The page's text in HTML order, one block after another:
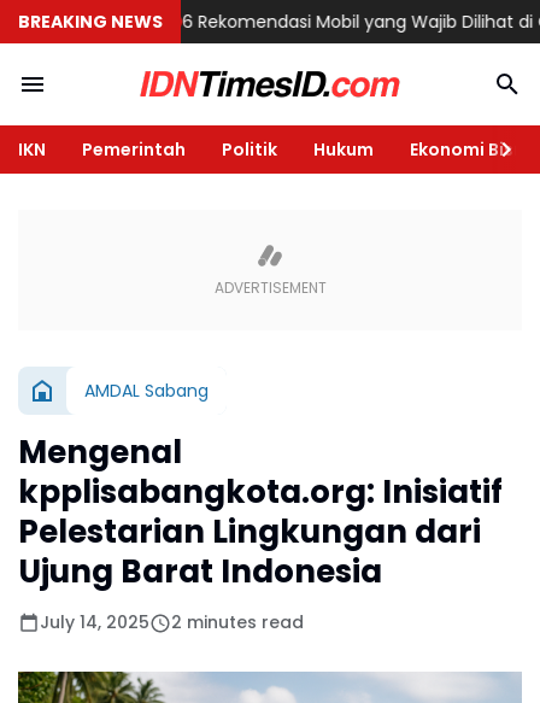
BREAKING NEWS
Semarang 6 Rekomendasi Mobil yang Wajib Dilihat di GIIAS
IKN Pemerintah Politik Hukum Ekonomi Bisnis
AMDAL Sabang
Mengenal
kpplisabangkota.org: Inisiatif
Pelestarian Lingkungan dari
Ujung Barat Indonesia
July 14, 2025 2 minutes read